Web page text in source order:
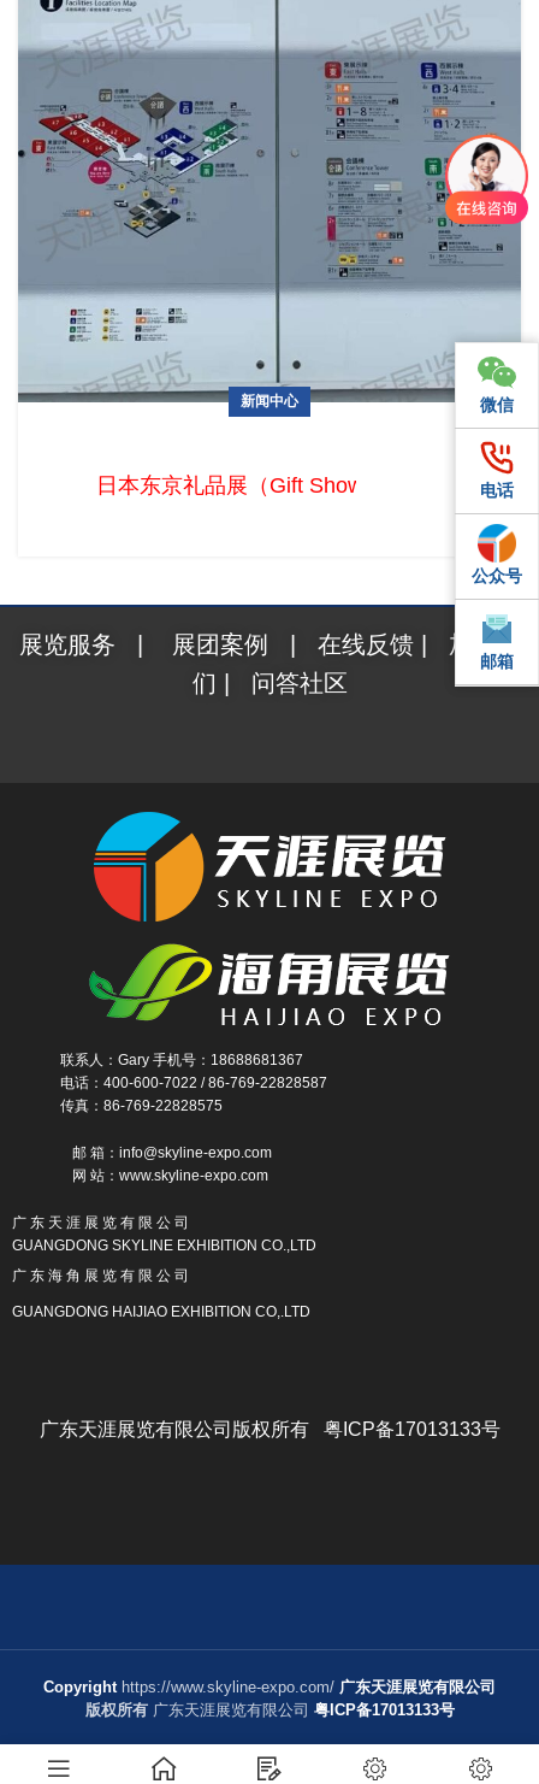
新闻中心
日本东京礼品展（Gift Show Tokyo）布展完
微信
电话
QQ
邮箱
微信
电话
公众号
邮箱
展览服务 展团案例 在线反馈| 加入我
们
问答社区
联系人：Gary 手机号：18688681367
电话：400-600-7022 / 86-769-22828587
传真：86-769-22828575
邮 箱：info@skyline-expo.com
网 站：www.skyline-expo.com
广 东 天 涯 展 览 有 限 公 司
GUANGDONG SKYLINE EXHIBITION CO.,LTD
广 东 海 角 展 览 有 限 公 司
GUANGDONG HAIJIAO EXHIBITION CO,.LTD
广东天涯展览有限公司版权所有 粤ICP备17013133号
Copyright https://www.skyline-expo.com/ 广东天涯展览有限公司
版权所有 广东天涯展览有限公司 粤ICP备17013133号